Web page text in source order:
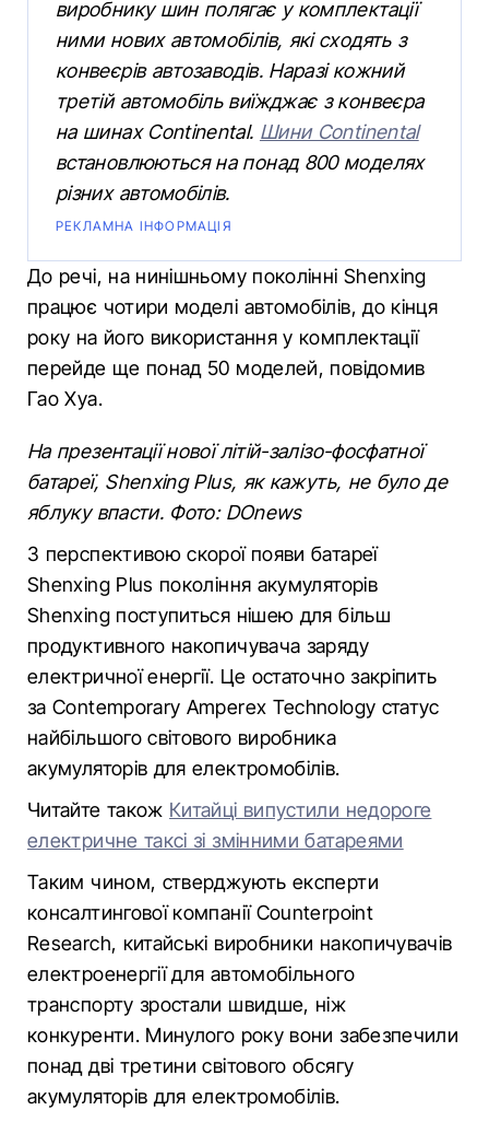
виробнику шин полягає у комплектації
ними нових автомобілів, які сходять з
конвеєрів автозаводів. Наразі кожний
третій автомобіль виїжджає з конвеєра
на шинах Continental. Шини Continental
встановлюються на понад 800 моделях
різних автомобілів.
РЕКЛАМНА ІНФОРМАЦІЯ
До речі, на нинішньому поколінні Shenxing
працює чотири моделі автомобілів, до кінця
року на його використання у комплектації
перейде ще понад 50 моделей, повідомив
Гао Хуа.
На презентації нової літій-залізо-фосфатної
батареї, Shenxing Plus, як кажуть, не було де
яблуку впасти. Фото: DОnews
З перспективою скорої появи батареї
Shenxing Plus покоління акумуляторів
Shenxing поступиться нішею для більш
продуктивного накопичувача заряду
електричної енергії. Це остаточно закріпить
за Contemporary Amperex Technology статус
найбільшого світового виробника
акумуляторів для електромобілів.
Читайте також Китайці випустили недороге
електричне таксі зі змінними батареями
Таким чином, стверджують експерти
консалтингової компанії Counterpoint
Research, китайські виробники накопичувачів
електроенергії для автомобільного
транспорту зростали швидше, ніж
конкуренти. Минулого року вони забезпечили
понад дві третини світового обсягу
акумуляторів для електромобілів.